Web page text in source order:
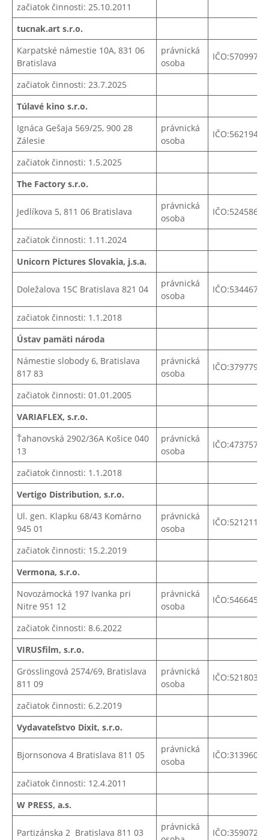
začiatok činnosti: 25.10.2011
tucnak.art s.r.o.
Karpatské námestie 10A, 831 06
Bratislava
právnická
osoba
IČO:57099766
začiatok činnosti: 23.7.2025
Túlavé kino s.r.o.
Ignáca Gešaja 569/25, 900 28
Zálesie
právnická
osoba
IČO:56219407
začiatok činnosti: 1.5.2025
The Factory s.r.o.
Jedlíkova 5, 811 06 Bratislava
právnická
osoba
IČO:52458679
začiatok činnosti: 1.11.2024
Unicorn Pictures Slovakia, j.s.a.
Doležalova 15C Bratislava 821 04
právnická
osoba
IČO:53446780
začiatok činnosti: 1.1.2018
Ústav pamäti národa
Námestie slobody 6, Bratislava
817 83
právnická
osoba
IČO:37977997
začiatok činnosti: 01.01.2005
VARIAFLEX, s.r.o.
Ťahanovská 2902/36A Košice 040
13
právnická
osoba
IČO:47375728
začiatok činnosti: 1.1.2018
Vertigo Distribution, s.r.o.
Ul. gen. Klapku 68/43 Komárno
945 01
právnická
osoba
IČO:52121143
začiatok činnosti: 15.2.2019
Vermona, s.r.o.
Novozámocká 197 Ivanka pri
Nitre 951 12
právnická
osoba
IČO:54664578
začiatok činnosti: 8.6.2022
VIRUSfilm, s.r.o.
Grösslingová 2574/69, Bratislava
811 09
právnická
osoba
IČO:52180387
začiatok činnosti: 6.2.2019
Vydavateľstvo Dixit, s.r.o.
Bjornsonova 4 Bratislava 811 05
právnická
osoba
IČO:31396071
začiatok činnosti: 12.4.2011
W PRESS, a.s.
Partizánska 2 Bratislava 811 03
právnická
IČO:35907266